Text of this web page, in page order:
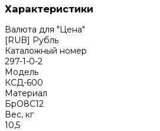
Характеристики
Валюта для "Цена"
[RUB] Рубль
Каталожный номер
297-1-0-2
Модель
КСД-600
Материал
БрО8С12
Вес, кг
10,5